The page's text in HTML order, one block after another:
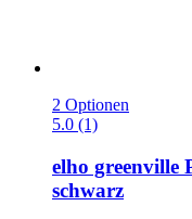
2 Optionen
5.0 (1)
elho greenville
schwarz